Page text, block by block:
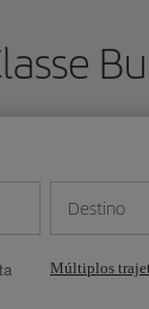
Destino
Múltiplos